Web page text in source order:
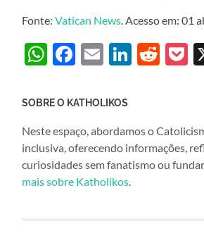
Fonte:Vatican News. Acesso em: 01
WhatsApp
Facebook
Email
SOBRE O KATHOLIKOS
Neste espaço, abordamos o
inclusiva, oferecendo informações,
curiosidades sem fanatismo ou
mais sobre Katholikos.